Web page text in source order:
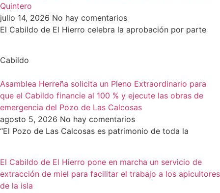
Quintero
julio 14, 2026 No hay comentarios
El Cabildo de El Hierro celebra la aprobación por parte
Cabildo
Asamblea Herreña solicita un Pleno Extraordinario para
que el Cabildo financie al 100 % y ejecute las obras de
emergencia del Pozo de Las Calcosas
agosto 5, 2026 No hay comentarios
“El Pozo de Las Calcosas es patrimonio de toda la
El Cabildo de El Hierro pone en marcha un servicio de
extracción de miel para facilitar el trabajo a los apicultores
de la isla